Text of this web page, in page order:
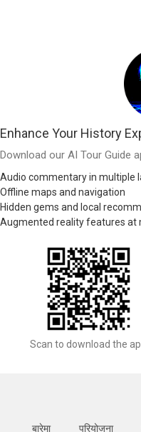
Enhance Your History
Download our AI Tour Guide
Audio commentary in multiple
Offline maps and navigation
Hidden gems and local
Augmented reality features at
Scan to download the
बारेमा परियोजना